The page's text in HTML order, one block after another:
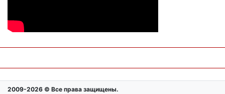
2009-2026 © Все права защищены.